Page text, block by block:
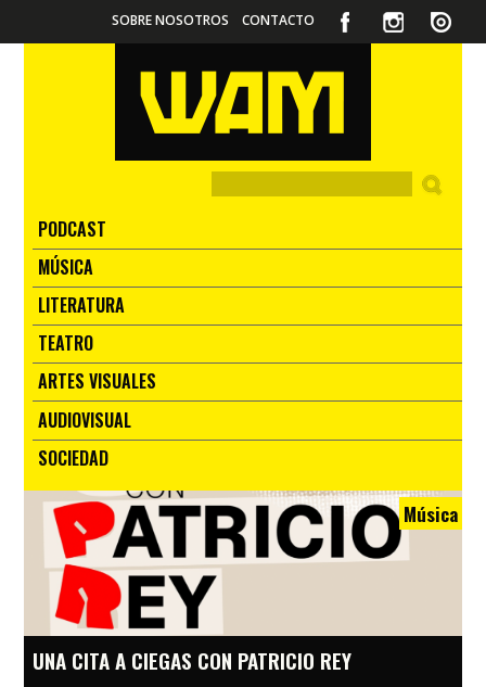
SOBRE NOSOTROS CONTACTO
PODCAST
MÚSICA
LITERATURA
TEATRO
ARTES VISUALES
AUDIOVISUAL
SOCIEDAD
Música
UNA CITA A CIEGAS CON PATRICIO REY